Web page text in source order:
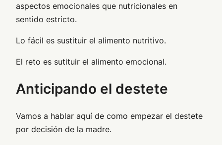
aspectos emocionales que nutricionales en
sentido estricto.
Lo fácil es sustituir el alimento nutritivo.
El reto es sutituir el alimento emocional.
Anticipando el destete
Vamos a hablar aquí de como empezar el destete
por decisión de la madre.